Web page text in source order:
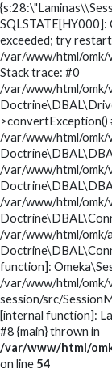
exceeded; try
/var/www/html/
Stack trace: #0
/var/www/html/omk/
>convertException()
/var/www/html/omk/
/var/www/html/omk/
/var/www/html/omk/
/var/www/html/omk/
function]:
/var/www/html/omk/
session/src/
[internal function]:
#8 {main} thrown in
/var/www/html/
on line 54